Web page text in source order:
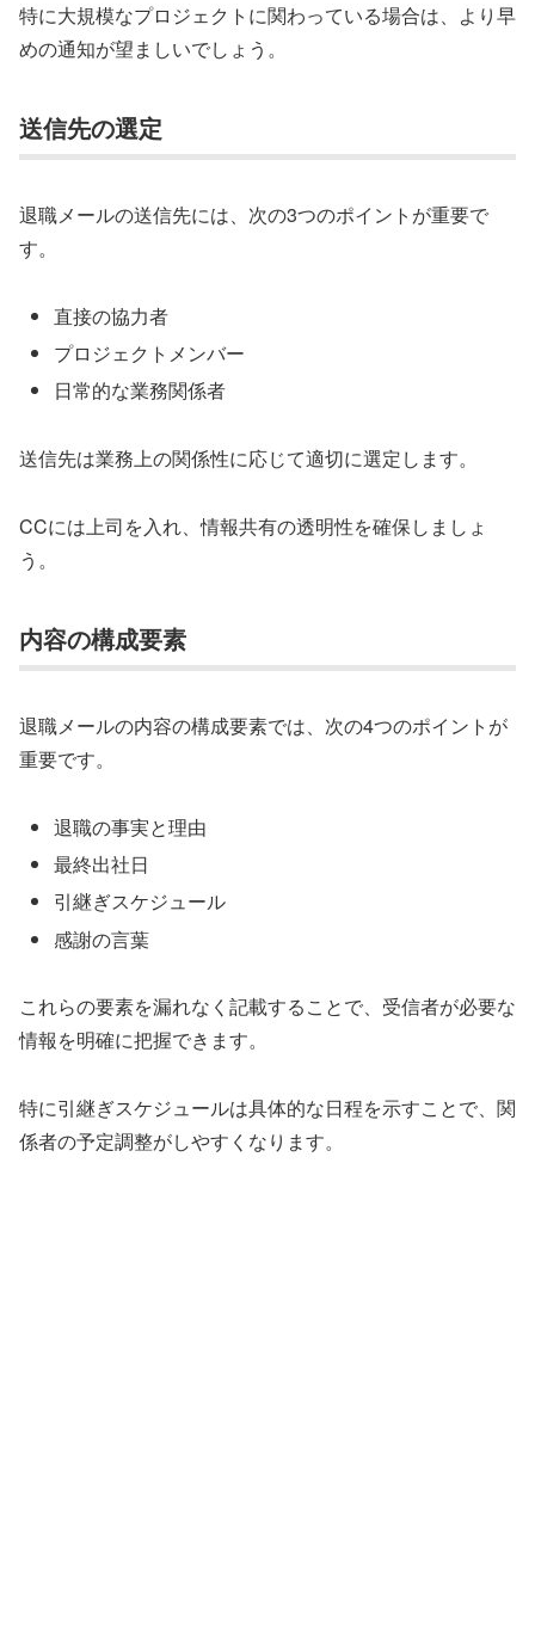
特に大規模なプロジェクトに関わっている場合は、より早
めの通知が望ましいでしょう。
送信先の選定
退職メールの送信先には、次の3つのポイントが重要で
す。
直接の協力者
プロジェクトメンバー
日常的な業務関係者
送信先は業務上の関係性に応じて適切に選定します。
CCには上司を入れ、情報共有の透明性を確保しましょ
う。
内容の構成要素
退職メールの内容の構成要素では、次の4つのポイントが
重要です。
退職の事実と理由
最終出社日
引継ぎスケジュール
感謝の言葉
これらの要素を漏れなく記載することで、受信者が必要な
情報を明確に把握できます。
特に引継ぎスケジュールは具体的な日程を示すことで、関
係者の予定調整がしやすくなります。